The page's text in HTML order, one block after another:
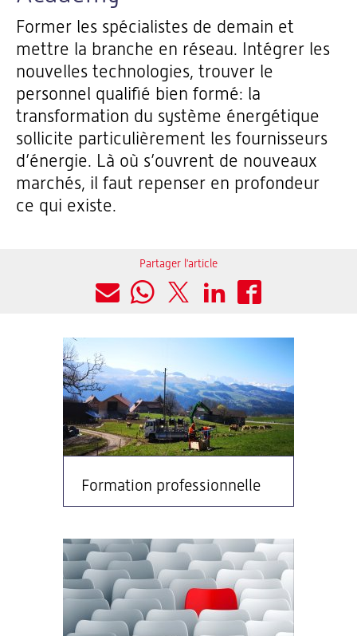
Former les spécialistes de demain et
mettre la branche en réseau. Intégrer les
nouvelles technologies, trouver le
personnel qualifié bien formé: la
transformation du système énergétique
sollicite particulièrement les fournisseurs
d’énergie. Là où s’ouvrent de nouveaux
marchés, il faut repenser en profondeur
ce qui existe.
Partager l'article
Formation professionnelle